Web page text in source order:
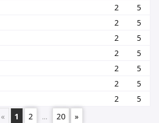
2
5
2
5
2
5
2
5
2
5
2
5
2
5
«
1 2 ... 20 »